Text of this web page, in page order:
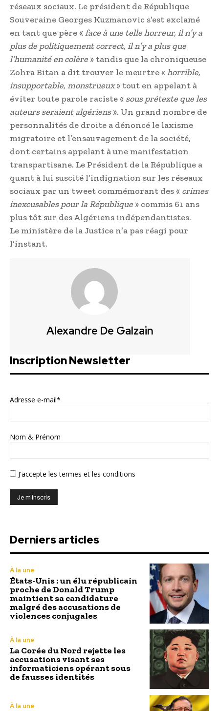
réseaux sociaux. Le président de République
Souveraine Georges Kuzmanovic s’est exclamé
en tant que père «face à une telle horreur, il n’y a
plus de politiquement correct, il n’y a plus que
l’humanité en colère» tandis que la chroniqueuse
Zohra Bitan a dit trouver le meurtre «horrible,
insupportable, monstrueux» tout en appelant à
éviter toute parole raciste « sous prétexte que les
auteurs seraient algériens». Un grand nombre de
personnalités de droite a dénoncé le laxisme
migratoire et l’ensauvagement de la société,
dont certains appelant à une manifestation
transpartisane. Le Président de la République a
quant à lui suscité l’indignation sur les réseaux
sociaux par un tweet commémorant des « crimes
inexcusables pour la République» commis 61 ans
plus tôt sur des Algériens indépendantistes.
Le ministère de la Justice n’a pas réagi pour
l’instant.
Alexandre De Galzain
Inscription Newsletter
Adresse e-mail*
Nom & Prénom
J'accepte les termes et les conditions
Derniers articles
À la une
États-Unis : un élu républicain
proche de Donald Trump
maintient sa candidature
malgré des accusations de
violences conjugales
À la une
La Corée du Nord rejette les
accusations visant ses
informaticiens opérant sous
de fausses identités
À la une